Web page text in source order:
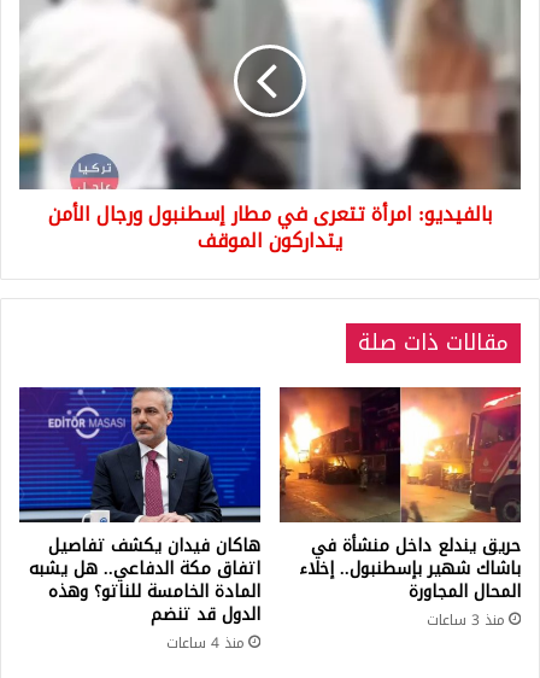
تتعرى
في
مطار
إسطنبول
ورجال
يتداركون
الموقفبالفيديو: امرأة تتعرى في مطار إسطنبول ورجال الأمن
يتداركون الموقف
مقالات ذات صلة
حريق يندلع داخل منشأة في
باشاك شهير بإسطنبول.. إخلاء
المحال المجاورة
منذ 3 ساعات
هاكان فيدان يكشف تفاصيل
اتفاق مكة الدفاعي.. هل يشبه
المادة الخامسة للناتو؟ وهذه
الدول قد تنضم
منذ 4 ساعات